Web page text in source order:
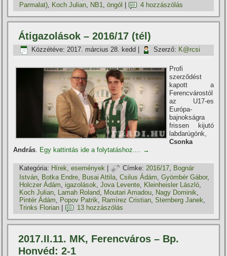
Parmalat), Koch Julian, NB1,öngól 4 hozzászólás
Átigazolások – 2016/17 (tél)
Közzétéve: 2017. március 28. kedd Szerző: K@rcsi
Profi
szerződést
kapott a
Ferencvárostól
az U17-es
Európa-
bajnokságra
frissen kijutó
labdarúgónk,
Csonka
András
Egy kattintás ide a folytatáshoz.... →
Kategória: Hí­rek, események | Címke: 2016/17, Bognár
István
Botka Endre Busai Attila ,Csilus Ádám ,Gyömbér Gábor,
Holczer Ádám ,igazolások ,Jova Levente Kleinheisler László
Koch Julian
Lamah Roland Moutari Amadou Nagy Dominik
Pintér Ádám
Popov Patrik Ramí­rez Cristian ,Sternberg Janek
Trinks Florian
13 hozzászólás
2017.II.11. MK, Ferencváros – Bp.
Honvéd: 2-1